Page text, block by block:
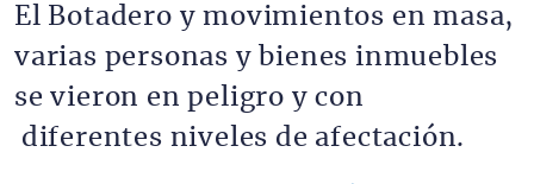
El Botadero y movimientos en masa,
varias personas y bienes inmuebles
se vieron en peligro y con
diferentes niveles de afectación.